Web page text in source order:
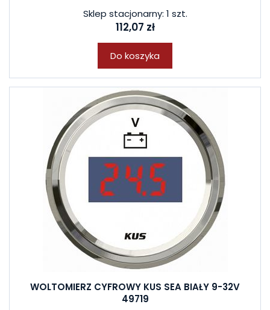
Sklep stacjonarny: 1 szt.
112,07 zł
Do koszyka
WOLTOMIERZ CYFROWY KUS SEA BIAŁY 9-32V
49719